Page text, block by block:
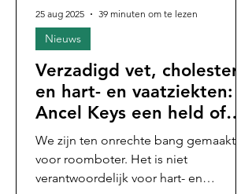
Verzadigd vet, cholesterol
en hart- en vaatziekten: Is
Ancel Keys een held of
fraudeur?
We zijn ten onrechte bang gemaakt
voor roomboter. Het is niet
verantwoordelijk voor hart- en
Nieuws
25 aug 2025 39 minuten om te lezen